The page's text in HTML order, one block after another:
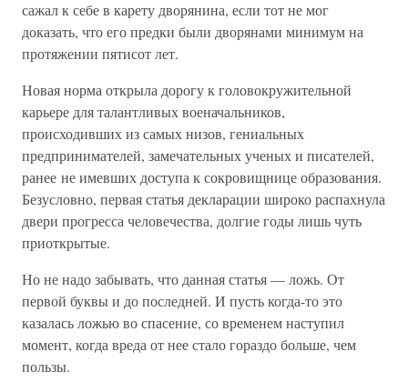
сажал к себе в карету дворянина, если тот не мог
доказать, что его предки были дворянами минимум на
протяжении пятисот лет.
Новая норма открыла дорогу к головокружительной
карьере для талантливых военачальников,
происходивших из самых низов, гениальных
предпринимателей, замечательных ученых и писателей,
ранее не имевших доступа к сокровищнице образования.
Безусловно, первая статья декларации широко распахнула
двери прогресса человечества, долгие годы лишь чуть
приоткрытые.
Но не надо забывать, что данная статья — ложь. От
первой буквы и до последней. И пусть когда-то это
казалась ложью во спасение, со временем наступил
момент, когда вреда от нее стало гораздо больше, чем
пользы.